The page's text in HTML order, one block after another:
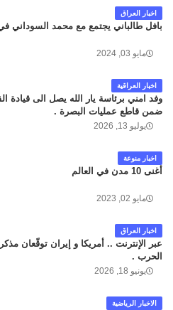
اخبار العراق
بافل طالباني يجتمع مع محمد السوداني
مايو 03, 2024
اخبار العراقية
وفد امني برئاسة يار الله يصل الى قيادة
ضمن قاطع عمليات البصرة .
يوليو 13, 2026
اخبار منوعة
أغنى 10 مدن في العالم
مايو 02, 2023
اخبار العراق
عبر الإنترنت .. أمريكا و إيران توقّعان
الحرب .
يونيو 18, 2026
الاخبار الرياضية